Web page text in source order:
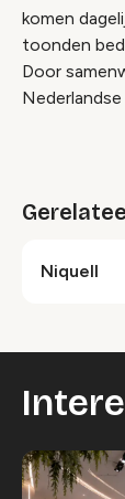
komen
toonden
Door
Nederlandse
Niquell